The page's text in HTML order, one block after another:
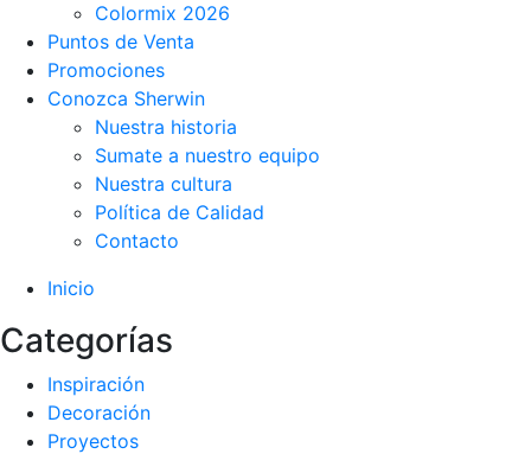
Colormix 2026
Puntos de Venta
Promociones
Conozca Sherwin
Nuestra historia
Sumate a nuestro equipo
Nuestra cultura
Política de Calidad
Contacto
Inicio
Categorías
Inspiración
Decoración
Proyectos